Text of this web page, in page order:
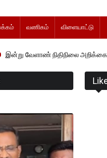
வணிகம் விளையாட்டு
நிதிநிலை அறிக்கை தாக்கல்